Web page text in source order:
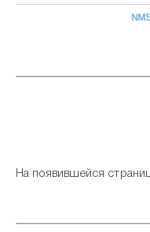
На появившейся